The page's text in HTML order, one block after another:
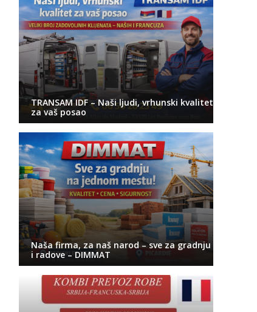
TRANSAM IDF – Naši ljudi, vrhunski kvalitet
za vaš posao
Naša firma, za naš narod – sve za gradnju
i radove – DIMMAT